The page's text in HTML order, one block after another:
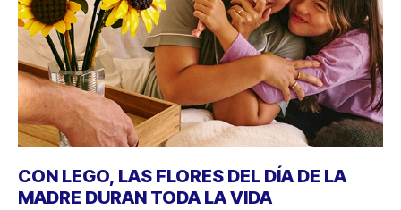
CON LEGO, LAS FLORES DEL DÍA DE LA
MADRE DURAN TODA LA VIDA